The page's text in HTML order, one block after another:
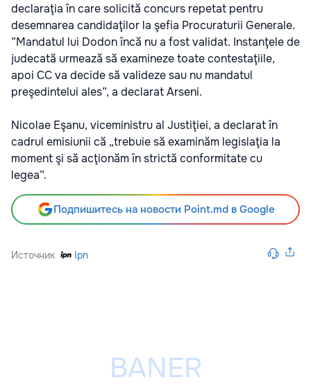
declaraţia în care solicită concurs repetat pentru
desemnarea candidaţilor la şefia Procuraturii Generale.
”Mandatul lui Dodon încă nu a fost validat. Instanţele de
judecată urmează să examineze toate contestaţiile,
apoi CC va decide să valideze sau nu mandatul
preşedintelui ales”, a declarat Arseni.
Nicolae Eşanu, viceministru al Justiţiei, a declarat în
cadrul emisiunii că „trebuie să examinăm legislaţia la
moment şi să acţionăm în strictă conformitate cu
legea”.
Подпишитесь на новости Point.md в Google
Источник Ipn